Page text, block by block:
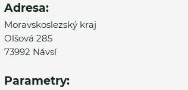
Adresa:
Moravskoslezský kraj
Olšová 285
73992 Návsí
Parametry: